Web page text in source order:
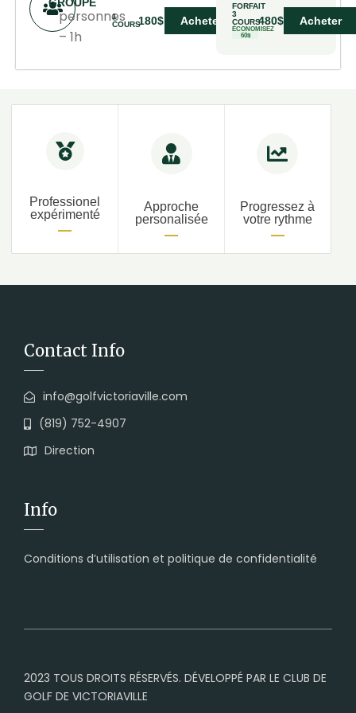
personnes
– 1h
1
COURS180$ Acheter
FORFAIT
3
COURS
ÉCONOMISEZ
60$
480$ Acheter
Professionel
expérimenté
Approche
personalisée
Progressez à
votre rythme
Contact Info
info@golfvictoriaville.com
(819) 752-4907
Direction
Info
Conditions d’utilisation et politique de confidentialité
2023 TOUS DROITS RÉSERVÉS. DÉVELOPPÉ PAR LE CLUB DE
GOLF DE VICTORIAVILLE